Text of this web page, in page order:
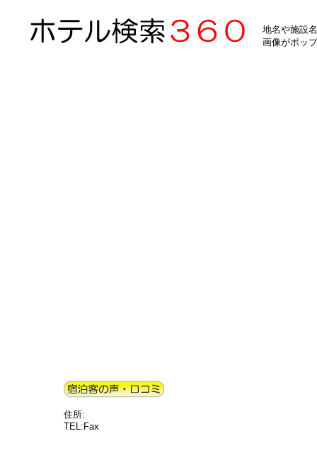
地名や施設
画像がポッ
住所:
TEL:Fax